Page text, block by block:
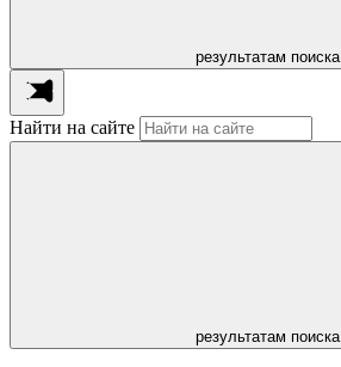
результатам поиска
Найти на сайте
результатам поиска